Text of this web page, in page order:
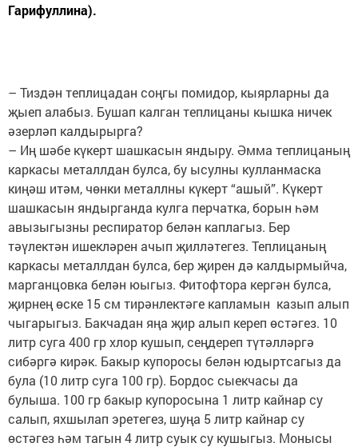
Гарифуллина).
– Тиздән теплицадан соңгы помидор, кыярларны да
җыеп алабыз. Бушап калган теплицаны кышка ничек
әзерләп калдырырга?
– Иң шәбе күкерт шашкасын яндыру. Әмма теплицаның
каркасы металлдан булса, бу ысулны кулланмаска
киңәш итәм, чөнки металлны күкерт “ашый”. Күкерт
шашкасын яндырганда кулга перчатка, борын һәм
авызыгызны респиратор белән каплагыз. Бер
тәүлектән ишекләрен ачып җилләтегез. Теплицаның
каркасы металлдан булса, бер җирен дә калдырмыйча,
марганцовка белән юыгыз. Фитофтора кергән булса,
җирнең өске 15 см тирәнлектәге капламын казып алып
чыгарыгыз. Бакчадан яңа җир алып кереп өстәгез. 10
литр суга 400 гр хлор кушып, сеңдереп түтәлләргә
сибәргә кирәк. Бакыр купоросы белән юдыртсагыз да
була (10 литр суга 100 гр). Бордос сыекчасы да
булыша. 100 гр бакыр купоросына 1 литр кайнар су
салып, яхшылап эретегез, шуңа 5 литр кайнар су
өстәгез һәм тагын 4 литр суык су кушыгыз. Монысы